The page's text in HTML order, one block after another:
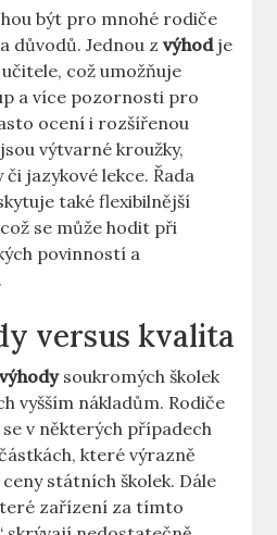
být pro mnohé rodiče
důvodů. Jednou zvýhodje
což umožňuje
a více pozornosti pro
ocení i rozšířenou
výtvarné kroužky,
jazykové lekce. Řada
také flexibilnější
se může hodit při
povinností a
versus kvalita
soukromých školek
vyšším nákladům. Rodiče
v některých případech
které výrazně
státních školek. Dále
zařízení za tímto